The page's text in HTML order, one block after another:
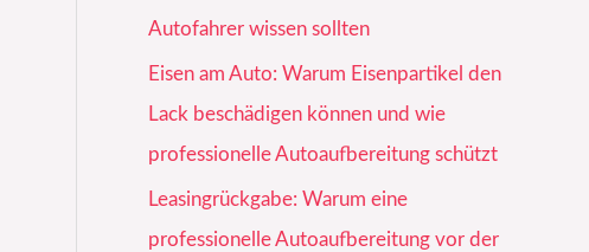
Autofahrer wissen sollten
Eisen am Auto: Warum Eisenpartikel den
Lack beschädigen können und wie
professionelle Autoaufbereitung schützt
Leasingrückgabe: Warum eine
professionelle Autoaufbereitung vor der